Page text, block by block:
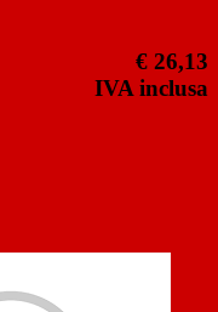
€ 26,13
IVA inclusa